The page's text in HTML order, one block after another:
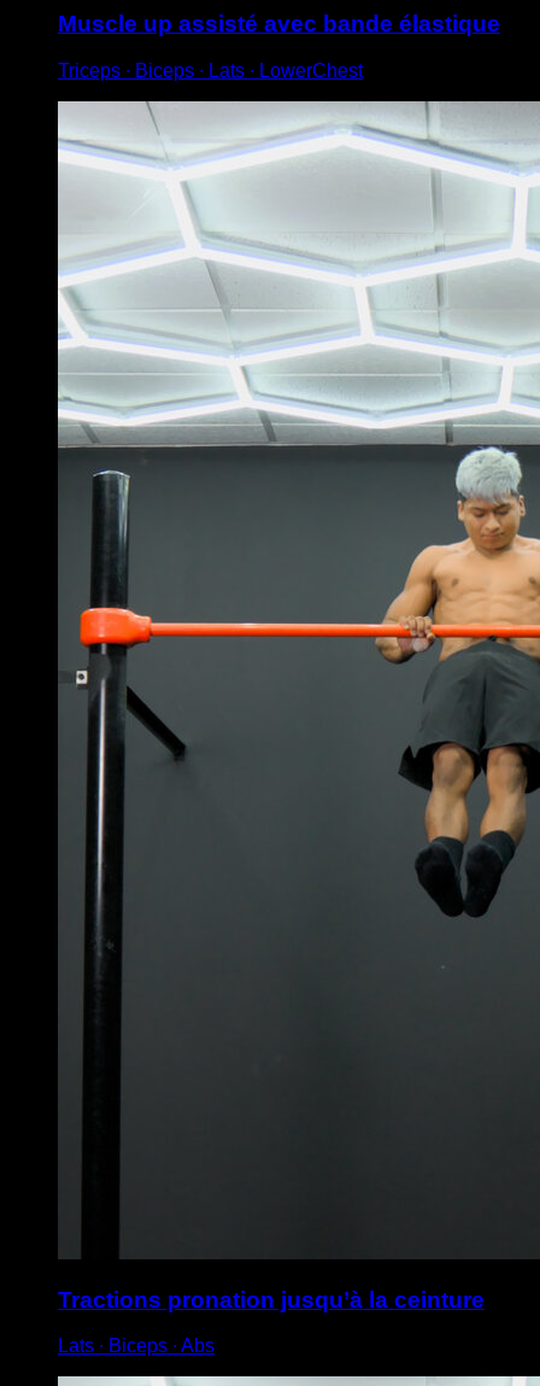
Muscle up assisté avec bande élastique
Triceps ∙ Biceps ∙ Lats ∙ LowerChest
Tractions pronation jusqu’à la ceinture
Lats ∙ Biceps ∙ Abs